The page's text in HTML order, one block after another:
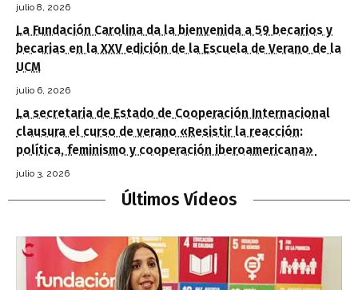
julio 8, 2026
La Fundación Carolina da la bienvenida a 59 becarios y
becarias en la XXV edición de la Escuela de Verano de la
UCM
julio 6, 2026
La secretaria de Estado de Cooperación Internacional
clausura el curso de verano «Resistir la reacción:
política, feminismo y cooperación iberoamericana»
julio 3, 2026
Últimos Vídeos